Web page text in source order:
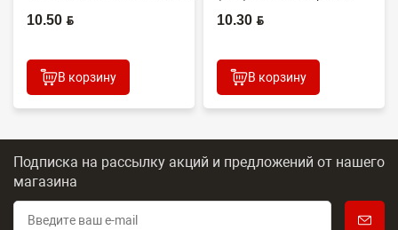
(CET), CET4313B, ...
10.50 BYN
В корзину
JC61-02335A
10.30 BYN
В корзину
Подписка на рассылку акций и предложений от нашего
магазина